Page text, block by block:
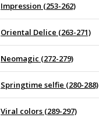
Impression (253-262)
Oriental Delice (263-271)
Neomagic (272-279)
Springtime selfie (280-288)
Viral colors (289-297)